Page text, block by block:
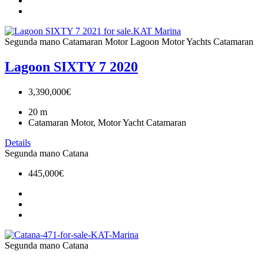
Segunda mano Catamaran MotorLagoon Motor Yachts Catamaran
Lagoon SIXTY 7 2020
3,390,000€
20 m
Catamaran Motor, Motor Yacht Catamaran
Details
Segunda mano Catana
445,000€
Segunda mano Catana